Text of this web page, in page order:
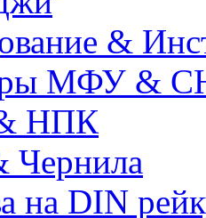
&
МФУ &
НПК
Чернила
на DIN